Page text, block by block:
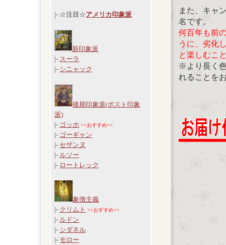
|- ☆注目☆アメリカ印象派
新印象派
|- スーラ
|- シニャック
後期印象派(ポスト印象
派)
|- ゴッホ >>おすすめ<<
|- ゴーギャン
|- セザンヌ
|- ルソー
|- ロートレック
象徴主義
|- クリムト >>おすすめ<<
|- ルドン
|- シダネル
|- モロー
また、キャ
名です。
何百年も前
うに、劣化
と楽しむこ
※より長く
れることを